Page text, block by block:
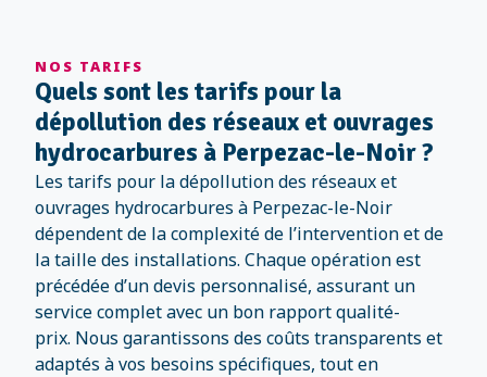
NOS TARIFS
Quels sont les tarifs pour la
dépollution des réseaux et ouvrages
hydrocarbures à Perpezac-le-Noir ?
Les tarifs pour la dépollution des réseaux et
ouvrages hydrocarbures à Perpezac-le-Noir
dépendent de la complexité de l’intervention et de
la taille des installations. Chaque opération est
précédée d’un devis personnalisé, assurant un
service complet avec un bon rapport qualité-
prix. Nous garantissons des coûts transparents et
adaptés à vos besoins spécifiques, tout en